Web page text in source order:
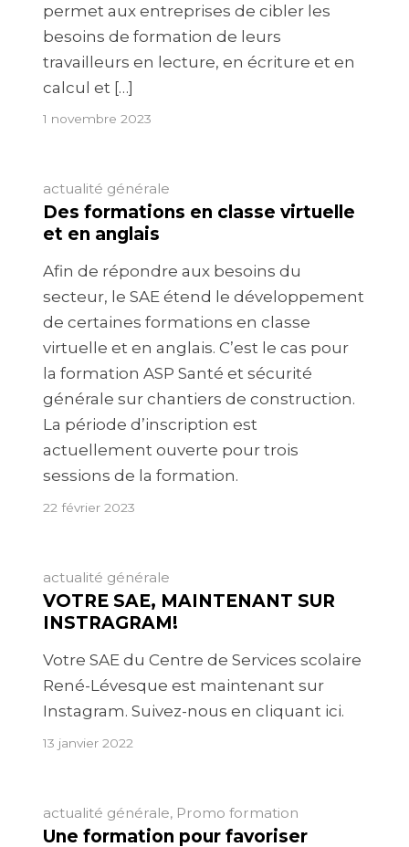
permet aux entreprises de cibler les
besoins de formation de leurs
travailleurs en lecture, en écriture et en
calcul et […]
1 novembre 2023
actualité générale
Des formations en classe virtuelle
et en anglais
Afin de répondre aux besoins du
secteur, le SAE étend le développement
de certaines formations en classe
virtuelle et en anglais. C’est le cas pour
la formation ASP Santé et sécurité
générale sur chantiers de construction.
La période d’inscription est
actuellement ouverte pour trois
sessions de la formation.
22 février 2023
actualité générale
VOTRE SAE, MAINTENANT SUR
INSTRAGRAM!
Votre SAE du Centre de Services scolaire
René-Lévesque est maintenant sur
Instagram. Suivez-nous en cliquant ici.
13 janvier 2022
actualité générale, Promo formation
Une formation pour favoriser